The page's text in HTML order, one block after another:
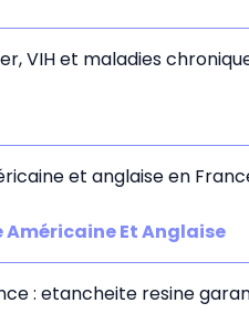
VIH et maladies
et anglaise en
Américaine Et Anglaise
: etancheite resine